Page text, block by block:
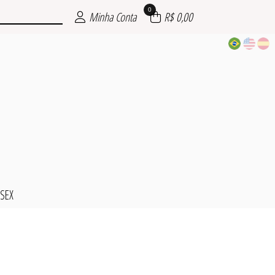
Minha Conta 0 R$ 0,00